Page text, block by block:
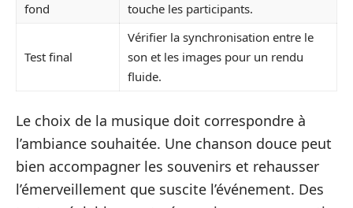
fond
touche les participants.
Test final
Vérifier la synchronisation entre le
son et les images pour un rendu
fluide.
Le choix de la musique doit correspondre à
l’ambiance souhaitée. Une chanson douce peut
bien accompagner les souvenirs et rehausser
l’émerveillement que suscite l’événement. Des